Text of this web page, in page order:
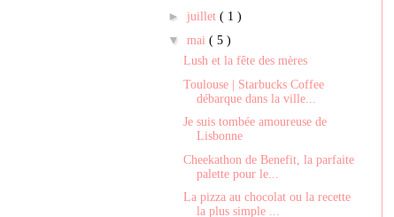
► juillet ( 1 )
▼ mai ( 5 )
Lush et la fête des mères
Toulouse | Starbucks Coffee
débarque dans la ville...
Je suis tombée amoureuse de
Lisbonne
Cheekathon de Benefit, la parfaite
palette pour le...
La pizza au chocolat ou la recette
la plus simple ...